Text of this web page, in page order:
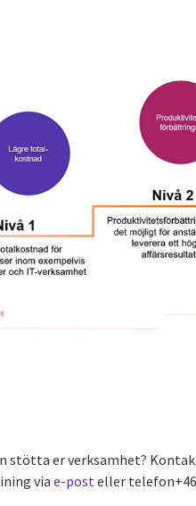
stötta er verksamhet?
viae-post eller telefon+46